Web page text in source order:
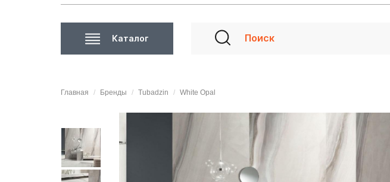
Каталог
Главная Бренды Tubadzin White Opal